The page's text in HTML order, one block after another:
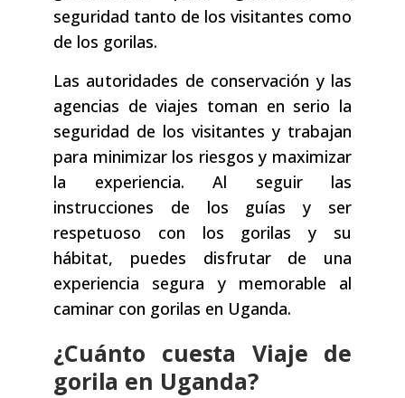
seguridad tanto de los visitantes como
de los gorilas.
Las autoridades de conservación y las
agencias de viajes toman en serio la
seguridad de los visitantes y trabajan
para minimizar los riesgos y maximizar
la experiencia. Al seguir las
instrucciones de los guías y ser
respetuoso con los gorilas y su
hábitat, puedes disfrutar de una
experiencia segura y memorable al
caminar con gorilas en Uganda.
¿Cuánto cuesta Viaje de
gorila en Uganda?